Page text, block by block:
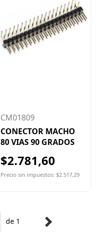
CM01809
CONECTOR MACHO
80 VIAS 90 GRADOS
$2.781,60
Precio sin impuestos: $2.517,29
de 1